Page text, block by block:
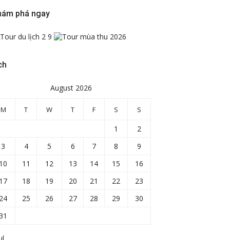
phá ngay
August 2026
M T W T F S S
1
2
3
4 5 6 7 8
9
10
11 12 13 14 15
16
17
18 19 20 21 22
23
24
25 26 27 28 29
30